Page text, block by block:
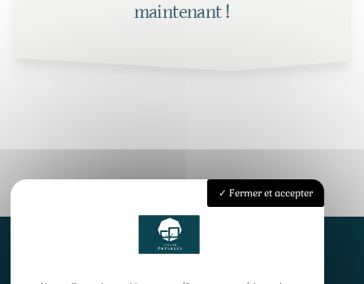
maintenant !
Fermer et accepter